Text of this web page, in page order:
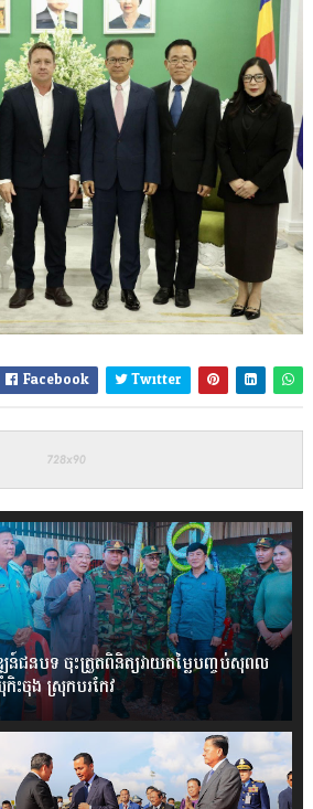
Facebook Twitter
ឍន៍ជនបទ ចុះត្រួតពិនិត្យវាយតម្លៃបញ្ចប់សុពល
ះចុង ស្រុកបរកែវ